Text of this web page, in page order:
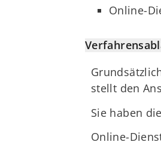
Online-
stellt den
Sie haben
Online-